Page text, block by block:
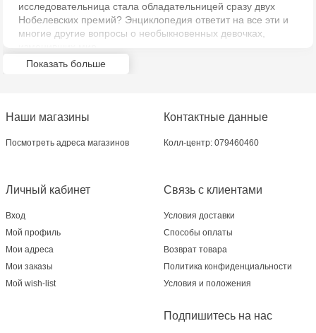
Crafti Riscani - bd. Moscova, 2
Crafti Bălți - str. Alexandru Cel Bun, 5
Multistore Centru - bd. Cantemir, 6
Crafti Comrat - str Pobeda,48
182
Crafti Ciocana - bd. Mircea cel Bătrân,17/3
Crafti Buiucani - str. Ion Creangă, 68/1
исследовательница стала обладательницей сразу двух
Нобелевских премий? Энциклопедия ответит на все эти и
многие другие вопросы о необыкновенных девочках,
Показать больше
Наши магазины
Посмотреть адреса магазинов
Связь с клиентами
Условия доставки
Способы оплаты
Возврат товара
Политика конфиденциальности
Условия и положения
Личный кабинет
Вход
Мой профиль
Мои адреса
Мои заказы
Мой wish-list
Контактные данные
Колл-центр: 079460460
Подпишитесь на нас